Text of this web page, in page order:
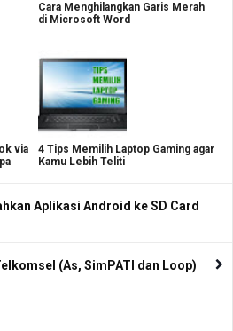
Cara Menghilangkan Garis Merah
di Microsoft Word
via
4 Tips Memilih Laptop Gaming agar
Kamu Lebih Teliti
Aplikasi Android ke SD Card
(As, SimPATI dan Loop)